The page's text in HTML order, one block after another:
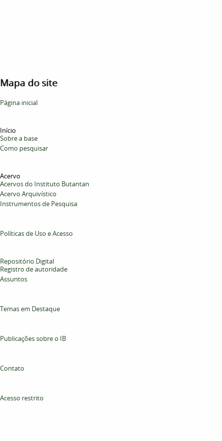
Mapa do site
Página inicial
Início
Sobre a base
Como pesquisar
Acervo
Acervos do Instituto Butantan
Acervo Arquivístico
Instrumentos de Pesquisa
Políticas de Uso e Acesso
Repositório Digital
Registro de autoridade
Assuntos
Temas em Destaque
Publicações sobre o IB
Contato
Acesso restrito